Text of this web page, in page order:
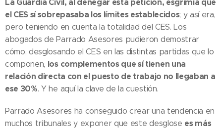
el CES sí sobrepasaba los límites establecidos; y así era,
pero teniendo en cuenta la totalidad del CES. Los
abogados de Parrado Asesores pudieron demostrar
cómo, desglosando el CES en las distintas partidas que lo
componen, los complementos que sí tienen una
relación directa con el puesto de trabajo no llegaban a
ese 30%. Y he aquí la clave de la cuestión.
Parrado Asesores ha conseguido crear una tendencia en
muchos tribunales y exponer que este desglose es más